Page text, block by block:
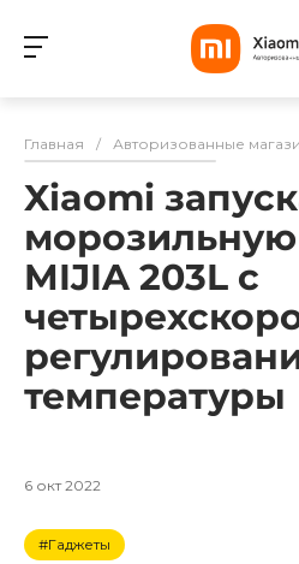
Разбейте
оплатуна
без переплат
График платежей
Главная / Авторизованные
Xiaomi
MIJIA 203L с
температуры
6 окт 2022
#Гаджеты